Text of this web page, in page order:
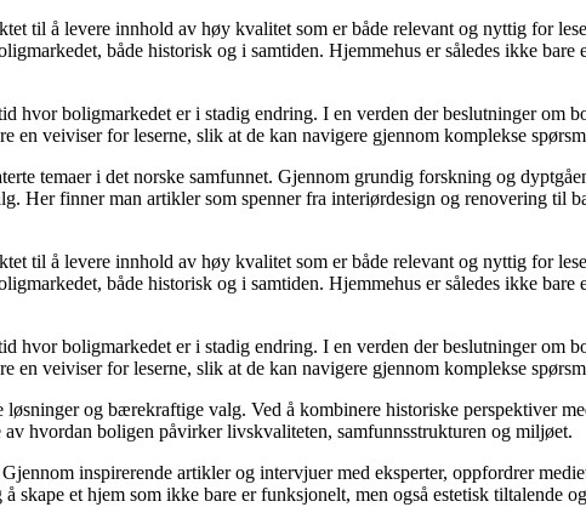
til å levere innhold av høy kvalitet som er både relevant og nyttig for
både historisk og i samtiden. Hjemmehus er således ikke
boligmarkedet er i stadig endring. I en verden der beslutninger om
en veiviser for leserne, slik at de kan navigere gjennom komplekse
temaer i det norske samfunnet. Gjennom grundig forskning og
Her finner man artikler som spenner fra interiørdesign og renovering til
til å levere innhold av høy kvalitet som er både relevant og nyttig for
både historisk og i samtiden. Hjemmehus er således ikke
boligmarkedet er i stadig endring. I en verden der beslutninger om
en veiviser for leserne, slik at de kan navigere gjennom komplekse
og bærekraftige valg. Ved å kombinere historiske perspektiver
hvordan boligen påvirker livskvaliteten, samfunnsstrukturen og miljøet.
inspirerende artikler og intervjuer med eksperter, oppfordrer
skape et hjem som ikke bare er funksjonelt, men også estetisk tiltalende